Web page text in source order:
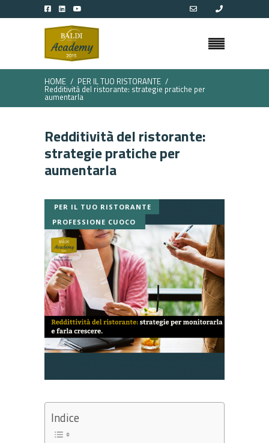
HOME PER IL TUO RISTORANTE
Redditività del ristorante: strategie pratiche per
aumentarla
Redditività del ristorante:
strategie pratiche per
aumentarla
PER IL TUO RISTORANTE
PROFESSIONE CUOCO
Indice